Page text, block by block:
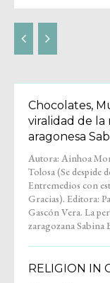
Chocolates,
viralidad de
aragonesa
Autora: Ainhoa
Tolosa (Se despide
Entremedios con
Gracias). Editora: Patricia
Gascón Vera. La periodista
zaragozana Sabina
tras años como
televisión y locutora de
para grandes
comenzó su andadura en
RELIGION IN